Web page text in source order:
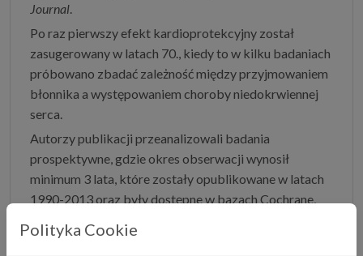
Journal.
Po raz pierwszy efekt kardioprotekcyjny został
zasugerowany w latach 70., kiedy to w kilku badaniach
próbowano zbadać zależność między przyjmowaniem
błonnika a występowaniem choroby niedokrwiennej
serca.
Autorzy publikacji przeanalizowali badania
prospektywne, gdzie okres obserwacji wynosił
minimum 3 lata, które zostały opublikowane w latach
1990-2013 oraz były dostępne w bazach Cochrane,
ISI oraz BIOSIS. Ostatecznie w metaanalizie wzięto
Polityka Cookie